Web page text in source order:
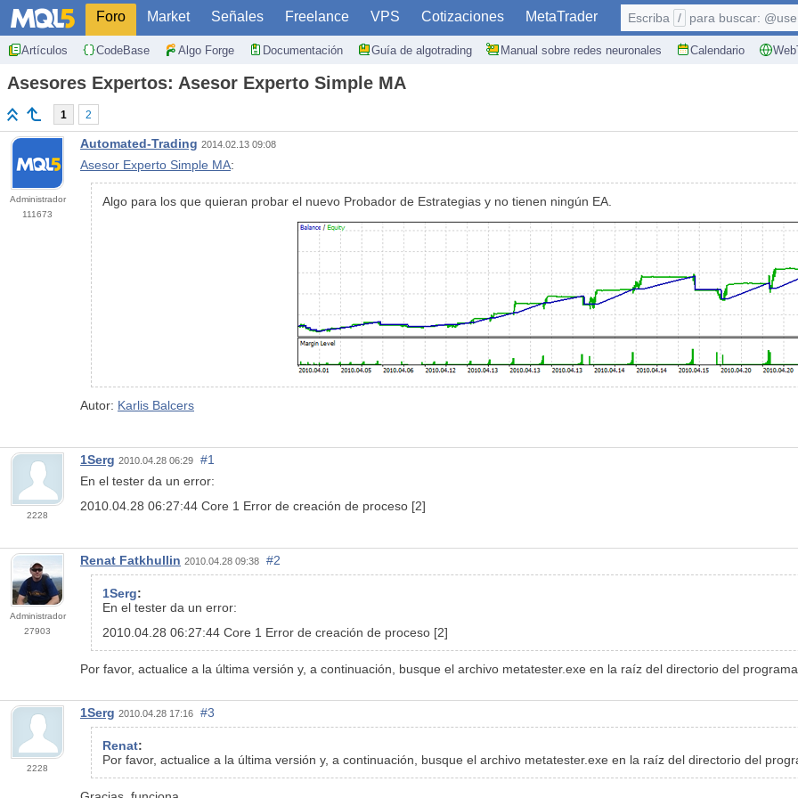
Foro Market Señales Freelance VPS Cotizaciones MetaTrader
Artículos CodeBase Algo Forge Documentación Guía de algotrading Manual sobre redes neuronales Calendario
Escriba / para buscar:
Asesores Expertos: Asesor Experto Simple MA
1 2
Administrador
111673
Automated-Trading 2014.02.13 09:08
Asesor Experto Simple MA:
Algo para los que quieran probar el nuevo Probador de Estrategias y no tienen ningún EA.
Autor: Karlis Balcers
2228
1Serg 2010.04.28 06:29
#1
En el tester da un error:
2010.04.28 06:27:44 Core 1 Error de creación de proceso [2]
Administrador
27903
Renat Fatkhullin 2010.04.28 09:38 #2
1Serg:
En el tester da un error:
2010.04.28 06:27:44 Core 1 Error de creación de proceso [2]
Por favor, actualice a la última versión y, a continuación, busque el archivo metatester.exe en la raíz del directorio del programa.
2228
1Serg 2010.04.28 17:16 #3
Renat:
Por favor, actualice a la última versión y, a continuación, busque el archivo metatester.exe en la raíz del directorio del